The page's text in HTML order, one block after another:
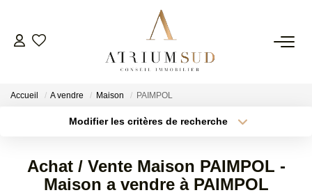
TRANSACTION
Accueil A vendre Maison PAIMPOL
Modifier les critères de recherche
Sélectionnez...
Type de bien
Surface min
Achat / Vente Maison PAIMPOL -
Maison a vendre à PAIMPOL